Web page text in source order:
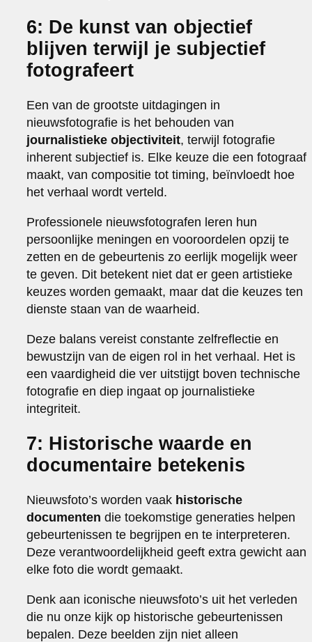
6: De kunst van objectief
blijven terwijl je subjectief
fotografeert
Een van de grootste uitdagingen in
nieuwsfotografie is het behouden van
journalistieke objectiviteit, terwijl fotografie
inherent subjectief is. Elke keuze die een fotograaf
maakt, van compositie tot timing, beïnvloedt hoe
het verhaal wordt verteld.
Professionele nieuwsfotografen leren hun
persoonlijke meningen en vooroordelen opzij te
zetten en de gebeurtenis zo eerlijk mogelijk weer
te geven. Dit betekent niet dat er geen artistieke
keuzes worden gemaakt, maar dat die keuzes ten
dienste staan van de waarheid.
Deze balans vereist constante zelfreflectie en
bewustzijn van de eigen rol in het verhaal. Het is
een vaardigheid die ver uitstijgt boven technische
fotografie en diep ingaat op journalistieke
integriteit.
7: Historische waarde en
documentaire betekenis
Nieuwsfoto’s worden vaak historische
documenten die toekomstige generaties helpen
gebeurtenissen te begrijpen en te interpreteren.
Deze verantwoordelijkheid geeft extra gewicht aan
elke foto die wordt gemaakt.
Denk aan iconische nieuwsfoto’s uit het verleden
die nu onze kijk op historische gebeurtenissen
bepalen. Deze beelden zijn niet alleen